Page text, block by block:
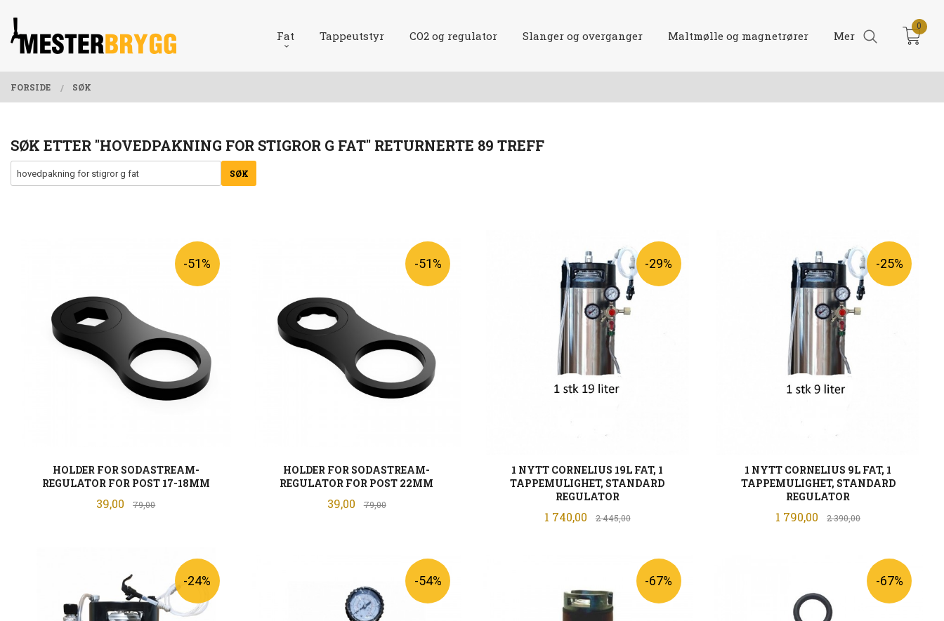
innholdet
PRODUKTER
Fat Tappeutstyr CO2 og regulator Slanger og overganger Maltmølle og magnetrører Mer
Lukk
0
FORSIDE SØK
SØK ETTER "HOVEDPAKNING FOR STIGROR G FAT" RETURNERTE 89 TREFF
HOLDER FOR SODASTREAM-
REGULATOR FOR POST 17-18MM
Tilbud
39,00 79,00Rabatt
-51%
HOLDER FOR SODASTREAM-
REGULATOR FOR POST 22MM
Tilbud
39,00 79,00Rabatt
-51%
1 NYTT CORNELIUS 19L FAT, 1
TAPPEMULIGHET, STANDARD
REGULATOR
Tilbud
1 740,00 2 445,00Rabatt
-29%
1 NYTT CORNELIUS 9L FAT, 1
TAPPEMULIGHET, STANDARD
REGULATOR
Tilbud
1 790,00 2 390,00Rabatt
-25%
-24% -54% -67% -67%